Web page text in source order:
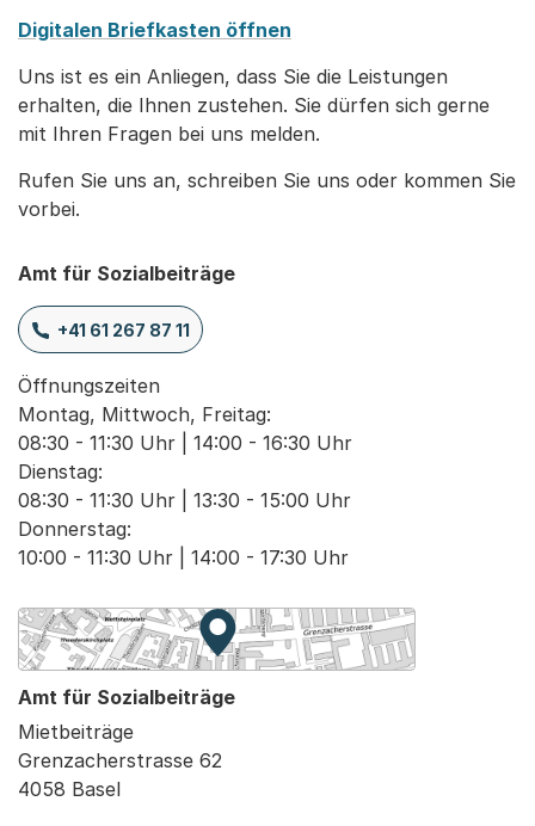
Digitalen Briefkasten öffnen
Uns ist es ein Anliegen, dass Sie die Leistungen
erhalten, die Ihnen zustehen. Sie dürfen sich gerne
mit Ihren Fragen bei uns melden.
Rufen Sie uns an, schreiben Sie uns oder kommen Sie
vorbei.
Amt für Sozialbeiträge
+41 61 267 87 11
Öffnungszeiten
Montag, Mittwoch, Freitag:
08:30 - 11:30 Uhr | 14:00 - 16:30 Uhr
Dienstag:
08:30 - 11:30 Uhr | 13:30 - 15:00 Uhr
Donnerstag:
10:00 - 11:30 Uhr | 14:00 - 17:30 Uhr
Zur Karte von MapBS.
Externer Link, wird in einem
Amt für Sozialbeiträge
Mietbeiträge
Grenzacherstrasse 62
4058 Basel